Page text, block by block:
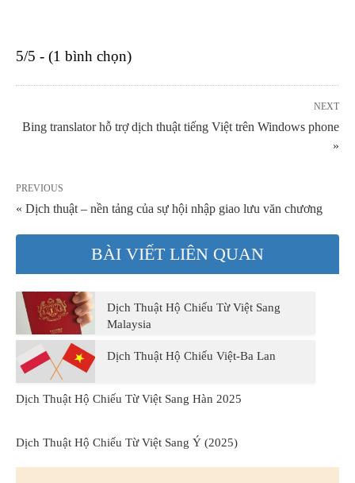
5/5 - (1 bình chọn)
NEXT
Bing translator hỗ trợ dịch thuật tiếng Việt trên Windows phone
»
PREVIOUS
« Dịch thuật – nền tảng của sự hội nhập giao lưu văn chương
BÀI VIẾT LIÊN QUAN
Dịch Thuật Hộ Chiếu Từ Việt Sang
Malaysia
Dịch Thuật Hộ Chiếu Việt-Ba Lan
Dịch Thuật Hộ Chiếu Từ Việt Sang Hàn 2025
Dịch Thuật Hộ Chiếu Từ Việt Sang Ý (2025)